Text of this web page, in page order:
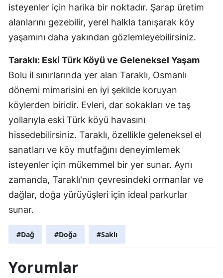
isteyenler için harika bir noktadır. Şarap üretim
alanlarını gezebilir, yerel halkla tanışarak köy
yaşamını daha yakından gözlemleyebilirsiniz.
Taraklı: Eski Türk Köyü ve Geleneksel Yaşam
Bolu il sınırlarında yer alan Taraklı, Osmanlı
dönemi mimarisini en iyi şekilde koruyan
köylerden biridir. Evleri, dar sokakları ve taş
yollarıyla eski Türk köyü havasını
hissedebilirsiniz. Taraklı, özellikle geleneksel el
sanatları ve köy mutfağını deneyimlemek
isteyenler için mükemmel bir yer sunar. Aynı
zamanda, Taraklı'nın çevresindeki ormanlar ve
dağlar, doğa yürüyüşleri için ideal parkurlar
sunar.
#Dağ #Doğa #Saklı
Yorumlar